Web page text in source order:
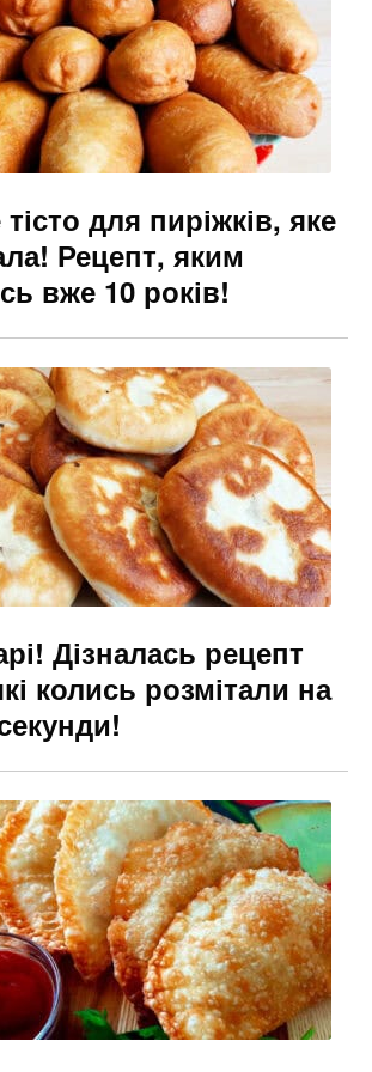
er
для пиріжків, яке
Рецепт, яким
вже 10 років!
Дізналась рецепт
колись розмітали на